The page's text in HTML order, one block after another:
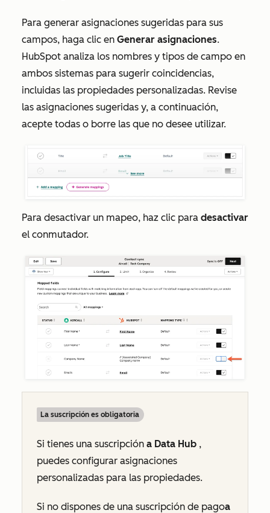
Para generar asignaciones sugeridas para sus
campos, haga clic en Generar asignaciones.
HubSpot analiza los nombres y tipos de campo en
ambos sistemas para sugerir coincidencias,
incluidas las propiedades personalizadas. Revise
las asignaciones sugeridas y, a continuación,
acepte todas o borre las que no desee utilizar.
Para desactivar un mapeo, haz clic para desactivar
el conmutador.
La suscripción es obligatoria
Si tienes una suscripción a Data Hub ,
puedes configurar asignaciones
personalizadas para las propiedades.
Si no dispones de una suscripción de pagoa